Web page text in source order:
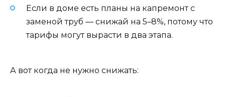
Если в доме есть планы на капремонт с
заменой труб — снижай на 5–8%, потому что
тарифы могут вырасти в два этапа.
А вот когда не нужно снижать: